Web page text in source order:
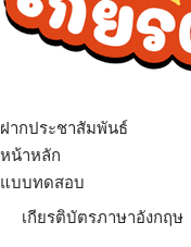
ฝากประชาสัมพันธ์
เมนู
หน้าหลัก
แบบทดสอบ
เกียรติบัตรภาษาอังกฤษ